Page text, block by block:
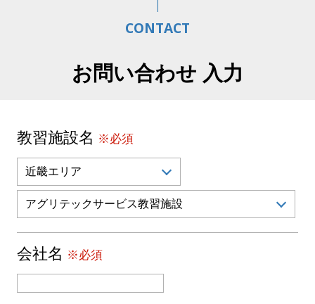
CONTACT
お問い合わせ 入力
教習施設名 ※必須
会社名 ※必須